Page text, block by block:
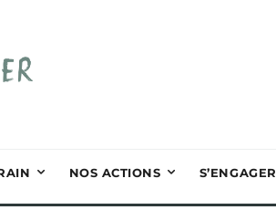
NOS ACTIONS S’ENGAGER